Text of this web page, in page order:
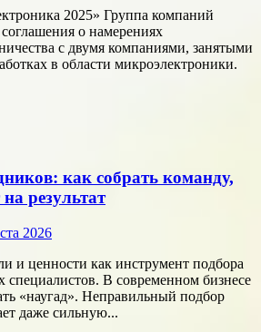
2025» Группа компаний
о намерениях
с двумя компаниями, занятыми
в области микроэлектроники.
как собрать команду,
результат
2026
и ценности как инструмент подбора
В современном бизнесе
«наугад». Неправильный подбор
даже сильную...